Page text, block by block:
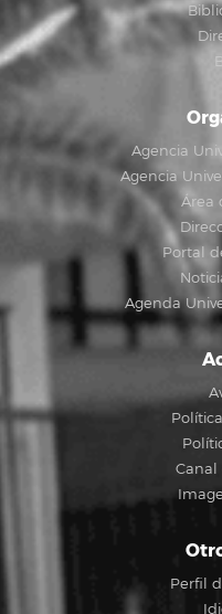
Agencia
Agencia
Área
Portal
Agenda
Canal
Perfil